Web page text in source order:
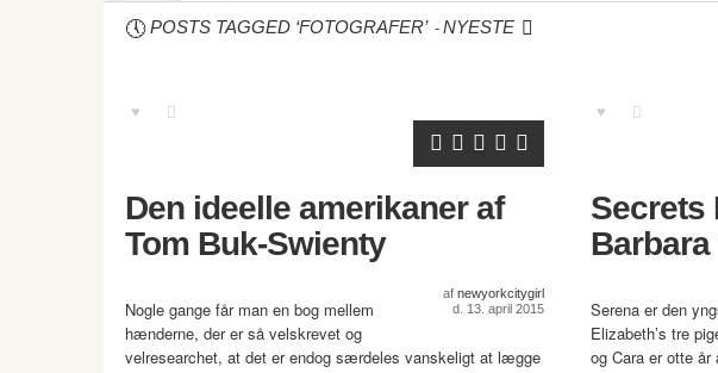
POSTS TAGGED ‘FOTOGRAFER’ -NYESTE
Den ideelle amerikaner af
Tom Buk-Swienty
af newyorkcitygirl
d. 13. april 2015
Nogle gange får man en bog mellem
hænderne, der er så velskrevet og
velresearchet, at det er endog særdeles vanskeligt at lægge
Secrets
Serena er den
Elizabeth’s tre
og Cara er otte